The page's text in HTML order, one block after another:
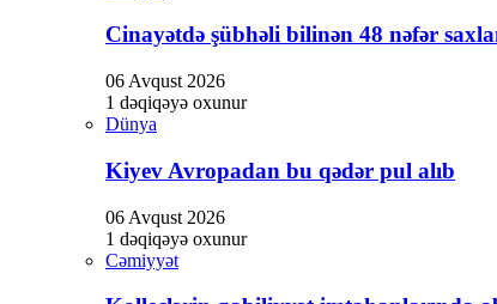
Cinayətdə şübhəli bilinən 48 nəfər
06 Avqust 2026
1 dəqiqəyə oxunur
Dünya
Kiyev Avropadan bu qədər pul alıb
06 Avqust 2026
1 dəqiqəyə oxunur
Cəmiyyət